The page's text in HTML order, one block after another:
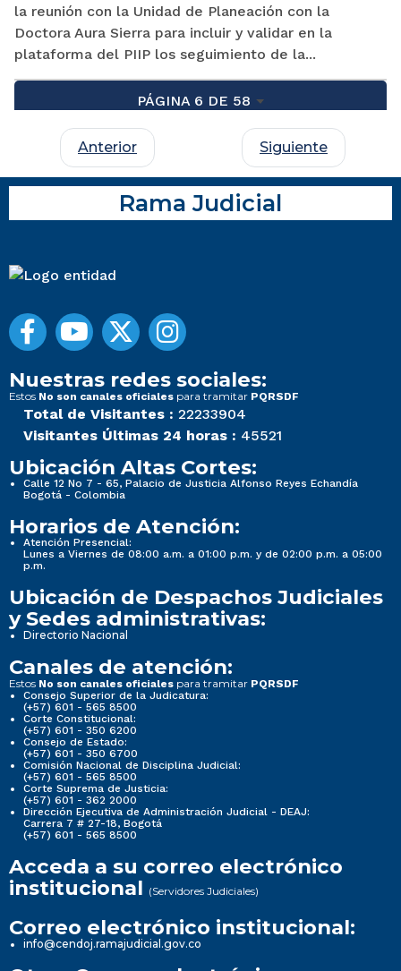
la reunión con la Unidad de Planeación con la
Doctora Aura Sierra para incluir y validar en la
plataforma del PIIP los seguimiento de la...
PÁGINA 6 DE 58
Anterior Siguiente
Rama Judicial
Nuestras redes sociales:
Estos No son canales oficiales para tramitar PQRSDF
Total de Visitantes : 22233904
Visitantes Últimas 24 horas : 45521
Ubicación Altas Cortes:
Calle 12 No 7 - 65, Palacio de Justicia Alfonso Reyes Echandía
Bogotá - Colombia
Horarios de Atención:
Atención Presencial:
Lunes a Viernes de 08:00 a.m. a 01:00 p.m. y de 02:00 p.m. a 05:00
p.m.
Ubicación de Despachos Judiciales
y Sedes administrativas:
Directorio Nacional
Canales de atención:
Estos No son canales oficiales para tramitar PQRSDF
Consejo Superior de la Judicatura:
(+57) 601 - 565 8500
Corte Constitucional:
(+57) 601 - 350 6200
Consejo de Estado:
(+57) 601 - 350 6700
Comisión Nacional de Disciplina Judicial:
(+57) 601 - 565 8500
Corte Suprema de Justicia:
(+57) 601 - 362 2000
Dirección Ejecutiva de Administración Judicial - DEAJ:
Carrera 7 # 27-18, Bogotá
(+57) 601 - 565 8500
Acceda a su correo electrónico
institucional (Servidores Judiciales)
Correo electrónico institucional:
info@cendoj.ramajudicial.gov.co